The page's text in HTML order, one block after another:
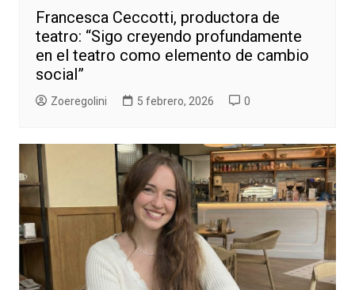
Francesca Ceccotti, productora de
teatro: “Sigo creyendo profundamente
en el teatro como elemento de cambio
social”
Zoeregolini 5 febrero, 2026 0